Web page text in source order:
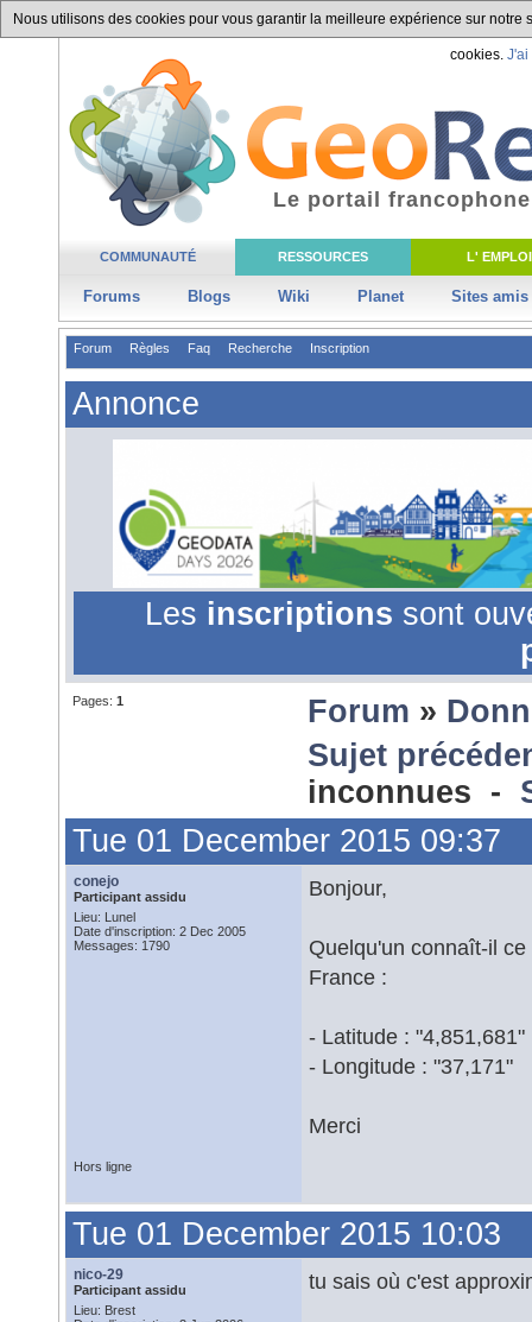
Nous utilisons des cookies pour vous garantir la meilleure expérience sur
cookies. J'ai
COMMUNAUTÉ RESSOURCES L' EMPLOI
Forums Blogs Wiki Planet Sites amis
Le portail
Forum Règles Faq Recherche Inscription
Annonce
Les inscriptions sont
Pages: 1 Forum »
Sujet
inconnues -
Tue 01 December 2015 09:37
conejo
Participant assidu
Lieu: Lunel
Date d'inscription: 2 Dec 2005
Messages: 1790
Bonjour,
Quelqu'un connaît-il
France :
- Latitude : "4,851,681"
- Longitude : "37,171"
Merci
Hors ligne
Tue 01 December 2015 10:03
nico-29
Participant assidu
Lieu: Brest
tu sais où c'est